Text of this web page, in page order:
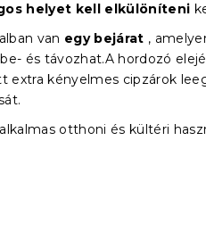
helyet kell elkülöníteni
van egy bejárat ,
és távozhat.A hordozó
extra kényelmes cipzárok
otthoni és kültéri